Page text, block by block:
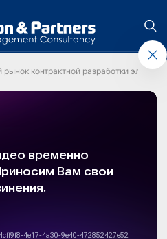
рынок контрактной разработки